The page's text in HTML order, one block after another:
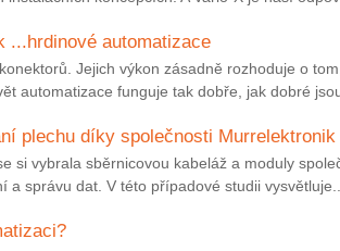
...hrdinové automatizace
Jejich výkon zásadně rozhoduje o
automatizace funguje tak dobře, jak dobré jsou
plechu díky společnosti Murrelektronik
si vybrala sběrnicovou kabeláž a moduly
správu dat. V této případové studii vysvětluje...